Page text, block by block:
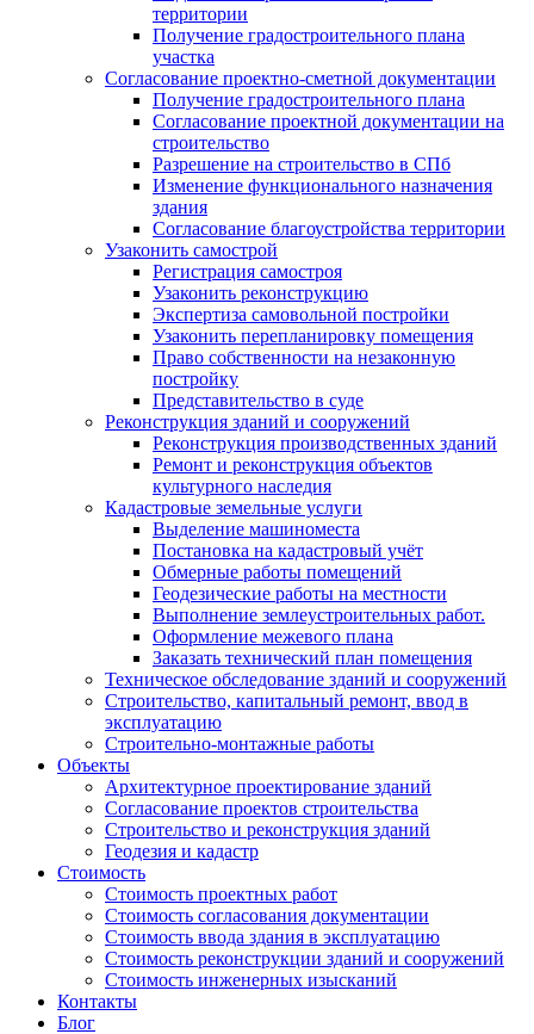
территории
Получение градостроительного плана
участка
Согласование проектно-сметной документации
Получение градостроительного плана
Согласование проектной документации на
строительство
Разрешение на строительство в СПб
Изменение функционального назначения
здания
Согласование благоустройства территории
Узаконить самострой
Регистрация самостроя
Узаконить реконструкцию
Экспертиза самовольной постройки
Узаконить перепланировку помещения
Право собственности на незаконную
постройку
Представительство в суде
Реконструкция зданий и сооружений
Реконструкция производственных зданий
Ремонт и реконструкция объектов
культурного наследия
Кадастровые земельные услуги
Выделение машиноместа
Постановка на кадастровый учёт
Обмерные работы помещений
Геодезические работы на местности
Выполнение землеустроительных работ.
Оформление межевого плана
Заказать технический план помещения
Техническое обследование зданий и сооружений
Строительство, капитальный ремонт, ввод в
эксплуатацию
Строительно-монтажные работы
Объекты
Архитектурное проектирование зданий
Согласование проектов строительства
Строительство и реконструкция зданий
Геодезия и кадастр
Стоимость
Стоимость проектных работ
Стоимость согласования документации
Стоимость ввода здания в эксплуатацию
Стоимость реконструкции зданий и сооружений
Стоимость инженерных изысканий
Контакты
Блог